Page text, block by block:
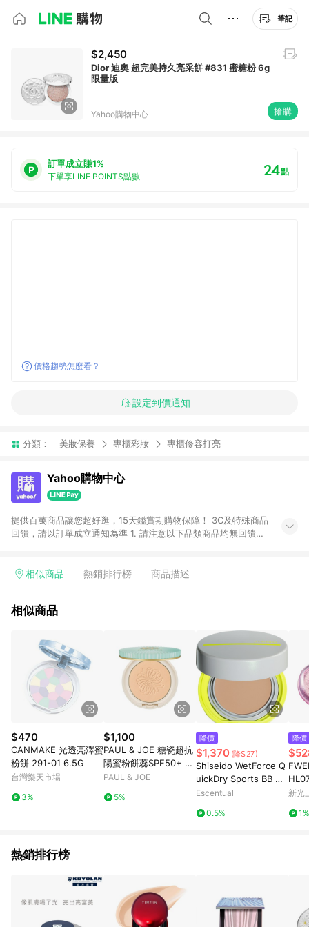
筆記
$2,450
Dior 迪奧 超完美持久亮采餅 #831 蜜糖粉 6g
限量版
Yahoo購物中心 搶購
訂單成立賺1%
下單享LINE POINTS點數 24點
價格趨勢怎麼看？
設定到價通知
分類： 美妝保養 專櫃彩妝 專櫃修容打亮
Yahoo購物中心
提供百萬商品讓您超好逛，15天鑑賞期購物保障！ 3C及特殊商品
回饋，請以訂單成立通知為準 1. 請注意以下品類商品均無回饋：
電玩/遊戲/相機/單眼/鏡頭/拍立得 [2024/6/1起適用] -內接硬
的購回饋活動享Yahoo超贈點回饋者 - 購物中心商店之商品：商
3. 訂單回饋金額將扣除運費/購物金/超贈點/福利金/紅利折抵/折
價券等虛擬貨幣折抵 4. 大宗採購或批發轉賣不具回饋資格： 如
有相關事證認定您為大宗採購、批發轉賣而非最終消費使用者，
相關認定以Yahoo購物中心之認定為準
相似商品 熱銷排行榜 商品描述
相似商品
$470
CANMAKE 光透亮澤蜜
粉餅 291-01 6.5G
台灣樂天市場
3%
$1,100
PAUL & JOE 糖瓷超抗
陽蜜粉餅蕊SPF50+ PA
++++
PAUL & JOE
5%
降價
$1,370 (降$27)
Shiseido WetForce Q
uickDry Sports BB Co
mpact SPF50+ 12g M
Escentual
0.5%
降價
新光
1%
熱銷排行榜